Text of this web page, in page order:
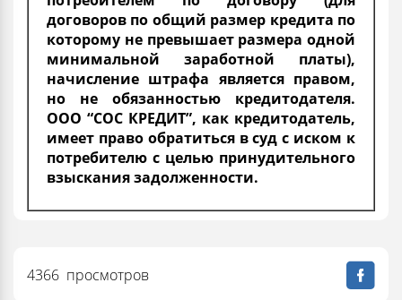
договоров по общий размер кредита по
которому не превышает размера одной
минимальной заработной платы),
начисление штрафа является правом,
но не обязанностью кредитодателя.
ООО “СОС КРЕДИТ”, как кредитодатель,
имеет право обратиться в суд с иском к
потребителю с целью принудительного
взыскания задолженности.
4366 просмотров